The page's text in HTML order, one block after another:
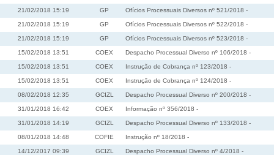
21/02/2018 15:19 GP Ofícios Processuais Diversos nº 521/2018 -
21/02/2018 15:19 GP Ofícios Processuais Diversos nº 522/2018 -
21/02/2018 15:19 GP Ofícios Processuais Diversos nº 523/2018 -
15/02/2018 13:51 COEX Despacho Processual Diverso nº 106/2018 -
15/02/2018 13:51 COEX Instrução de Cobrança nº 123/2018 -
15/02/2018 13:51 COEX Instrução de Cobrança nº 124/2018 -
08/02/2018 12:35 GCIZL Despacho Processual Diverso nº 200/2018 -
31/01/2018 16:42 COEX Informação nº 356/2018 -
31/01/2018 14:19 GCIZL Despacho Processual Diverso nº 133/2018 -
08/01/2018 14:48 COFIE Instrução nº 18/2018 -
14/12/2017 09:39 GCIZL Despacho Processual Diverso nº 4/2018 -